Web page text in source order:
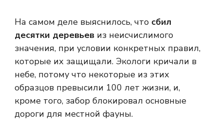
На самом деле выяснилось, что сбил
десятки деревьев из неисчислимого
значения, при условии конкретных правил,
которые их защищали. Экологи кричали в
небе, потому что некоторые из этих
образцов превысили 100 лет жизни, и,
кроме того, забор блокировал основные
дороги для местной фауны.